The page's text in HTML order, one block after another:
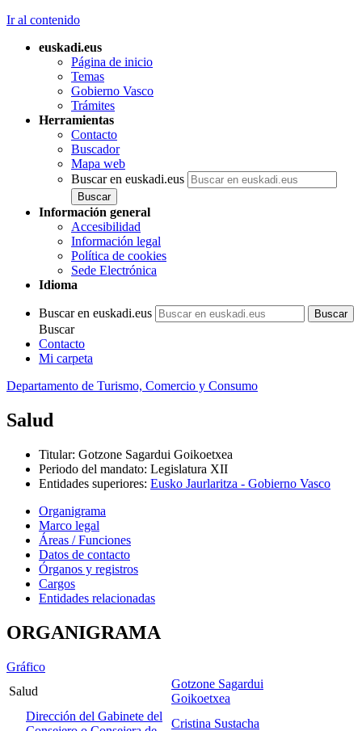
Ir al contenido
euskadi.eus
Página de inicio
Temas
Gobierno Vasco
Trámites
Herramientas
Contacto
Buscador
Mapa web
Buscar en euskadi.eus
Información general
Accesibilidad
Información legal
Política de cookies
Sede Electrónica
Idioma
Buscar en euskadi.eus
Buscar
Contacto
Mi carpeta
Departamento de Turismo, Comercio y Consumo
Salud
Titular: Gotzone Sagardui Goikoetxea
Periodo del mandato: Legislatura XII
Entidades superiores: Eusko Jaurlaritza - Gobierno Vasco
Organigrama
Marco legal
Áreas / Funciones
Datos de contacto
Órganos y registros
Cargos
Entidades relacionadas
ORGANIGRAMA
Gráfico
Salud
Gotzone Sagardui
Goikoetxea
Dirección del Gabinete del
Cristina Sustacha